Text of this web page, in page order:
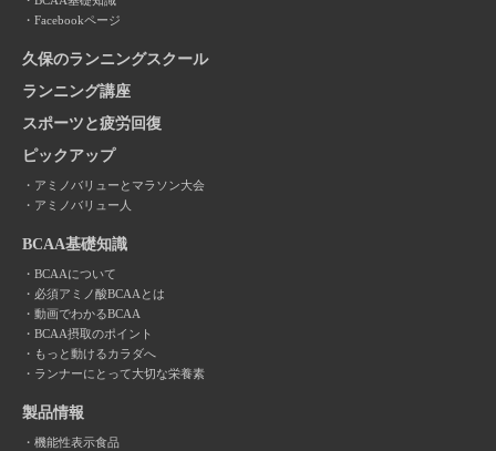
Facebookページ
久保のランニングスクール
ランニング講座
スポーツと疲労回復
ピックアップ
アミノバリューとマラソン大会
アミノバリュー人
BCAA基礎知識
BCAAについて
必須アミノ酸BCAAとは
動画でわかるBCAA
BCAA摂取のポイント
もっと動けるカラダへ
ランナーにとって大切な栄養素
製品情報
機能性表示食品